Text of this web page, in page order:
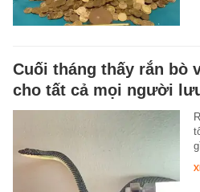
Cuối tháng thấy rắn bò
cho tất cả mọi người